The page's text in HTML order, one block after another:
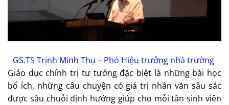
GS.TS Trịnh Minh Thụ – Phó Hiệu trưởng nhà trường
Giáo dục chính trị tư tưởng đặc biệt là những bài học
bổ ích, những câu chuyện có giá trị nhân văn sâu sắc
được sâu chuỗi định hướng giúp cho mỗi tân sinh viên